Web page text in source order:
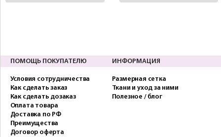
ПОМОЩЬ ПОКУПАТЕЛЮ
Условия сотрудничества
Как сделать заказ
Как сделать дозаказ
Оплата товара
Доставка по РФ
Преимущества
Договор оферта
ИНФОРМАЦИЯ
Размерная сетка
Ткани и уход за ними
Полезное / блог